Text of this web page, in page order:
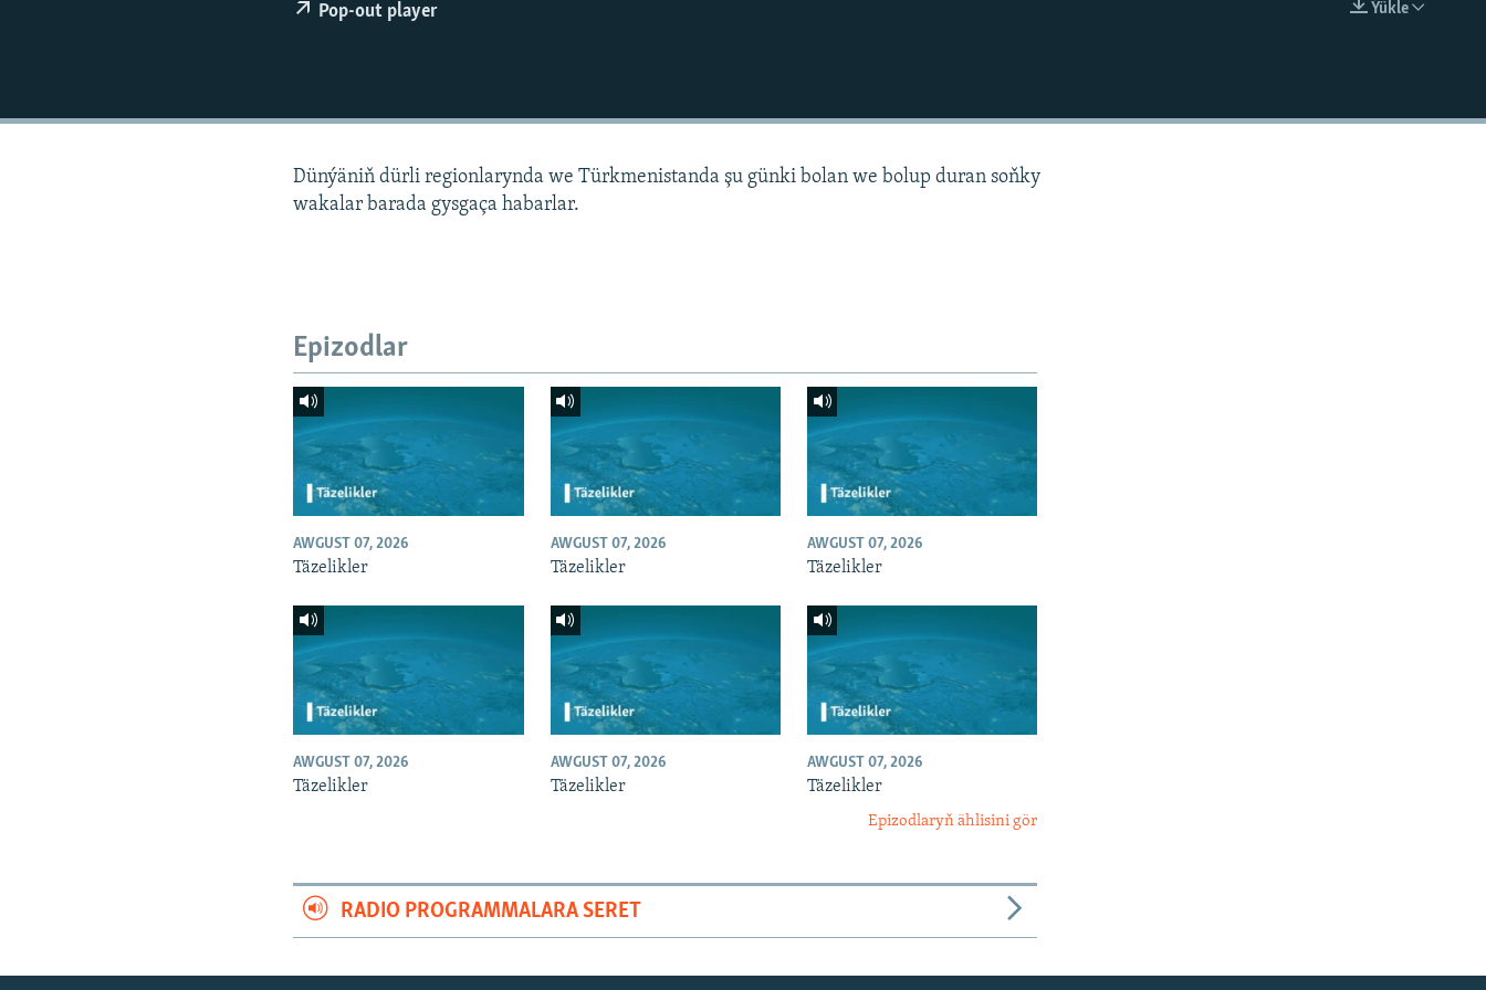
Ýükle
Pop-out player
Dünýäniň dürli regionlarynda we Türkmenistanda şu günki bolan we bolup duran soňky
wakalar barada gysgaça habarlar.
Epizodlar
AWGUST 07, 2026
Täzelikler
AWGUST 07, 2026
Täzelikler
AWGUST 07, 2026
Täzelikler
AWGUST 07, 2026
Täzelikler
AWGUST 07, 2026
Täzelikler
AWGUST 07, 2026
Täzelikler
Epizodlaryň ählisini gör
RADIO PROGRAMMALARA SERET